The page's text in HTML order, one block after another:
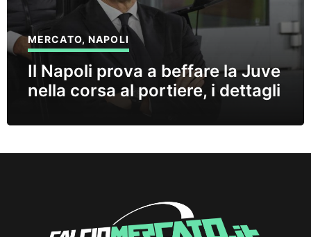
MERCATO, NAPOLI
Il Napoli prova a beffare la Juve
nella corsa al portiere, i dettagli